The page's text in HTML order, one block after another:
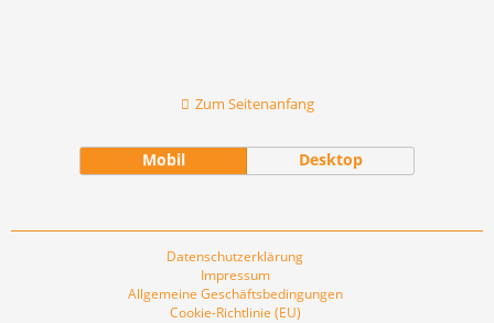
Zum Seitenanfang
Mobil Desktop
Datenschutzerklärung
Impressum
Allgemeine Geschäftsbedingungen
Cookie-Richtlinie (EU)